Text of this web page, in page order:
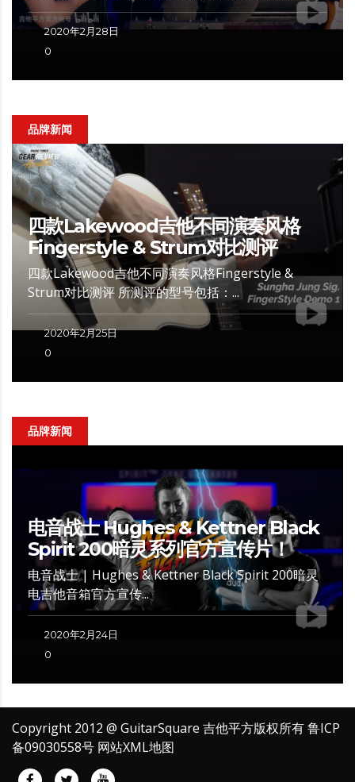
2020年2月28日
0
品牌新闻
四款Lakewood吉他不同演奏风格
Fingerstyle & Strum对比测评
四款Lakewood吉他不同演奏风格Fingerstyle &
Strum对比测评 所测评的型号包括：...
2020年2月25日
0
品牌新闻
电音战士 Hughes & Kettner Black
Spirit 200暗灵系列官方宣传片！
电音战士 | Hughes & Kettner Black Spirit 200暗灵
电吉他音箱官方宣传...
2020年2月24日
0
Copyright 2012 @ GuitarSquare 吉他平方版权所有鲁ICP
备09030558号 网站XML地图